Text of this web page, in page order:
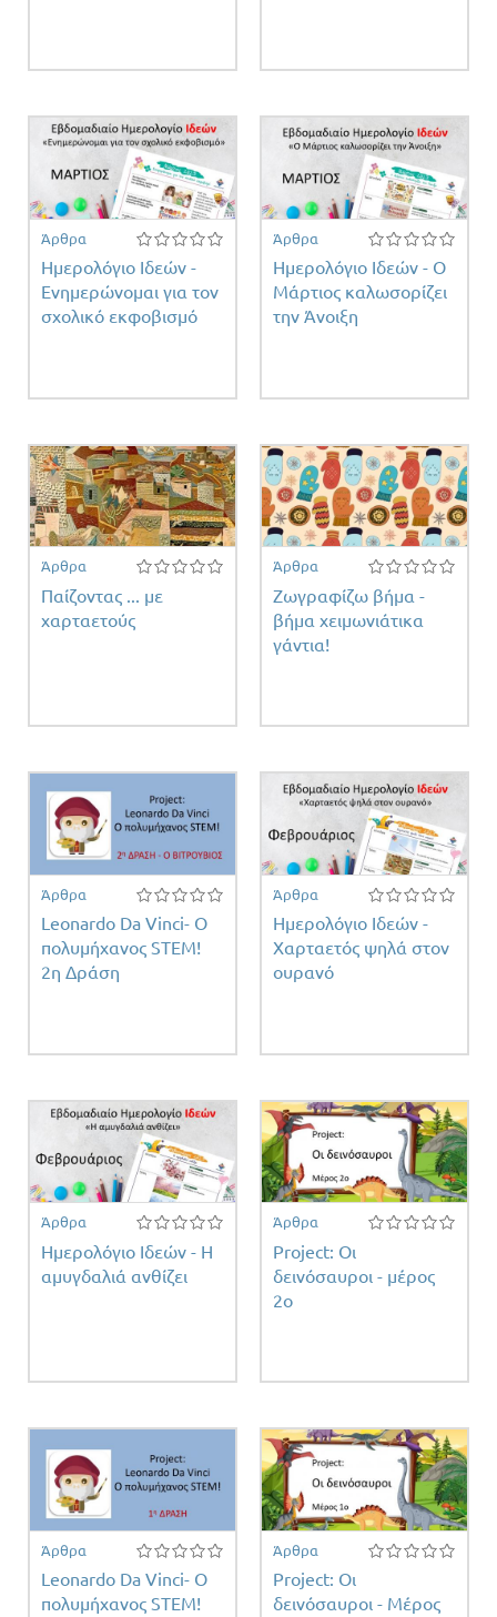
Άρθρα
Ημερολόγιο Ιδεών -
Ενημερώνομαι για τον
σχολικό εκφοβισμό
Άρθρα
Ημερολόγιο Ιδεών - Ο
Μάρτιος καλωσορίζει
την Άνοιξη
Άρθρα
Παίζοντας ... με
χαρταετούς
Άρθρα
Ζωγραφίζω βήμα -
βήμα χειμωνιάτικα
γάντια!
Άρθρα
Leonardo Da Vinci- Ο
πολυμήχανος STEM!
2η Δράση
Άρθρα
Ημερολόγιο Ιδεών -
Χαρταετός ψηλά στον
ουρανό
Άρθρα
Ημερολόγιο Ιδεών - Η
αμυγδαλιά ανθίζει
Άρθρα
Project: Οι
δεινόσαυροι - μέρος
2ο
Άρθρα
Leonardo Da Vinci- Ο
πολυμήχανος STEM!
Άρθρα
Project: Οι
δεινόσαυροι - Μέρος